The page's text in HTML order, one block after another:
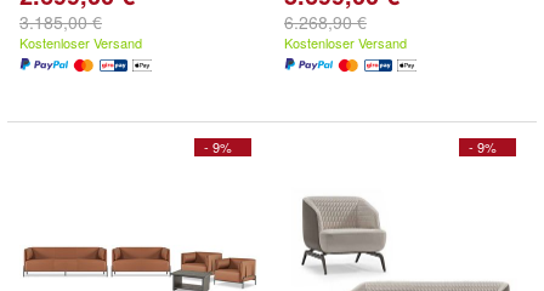
3.185,00 €
Kostenloser Versand
6.268,90 €
Kostenloser Versand
- 9% - 9%